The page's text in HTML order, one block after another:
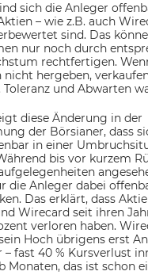
sich die Anleger
– wie z.B. auch
sind. Das
nur noch durch
rechtfertigen.
nicht hergeben,
Toleranz und Abwarten
diese Änderung in der
der Börsianer, dass
in einer
bis vor kurzem
die Anleger dabei
Das erklärt, dass
Wirecard seit ihren
verloren haben.
Hoch übrigens erst
– fast 40 % Kursverlust
Monaten, das ist schon